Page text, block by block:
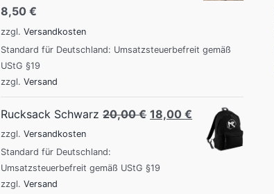
8,50€
zzgl.Versandkosten
Standard für Deutschland: Umsatzsteuerbefreit gemäß
UStG §19
zzgl.Versand
Rucksack Schwarz 20,00€ Original
20,00 €.
18,00€ Current
price
zzgl.Versandkosten
Standard für Deutschland:
Umsatzsteuerbefreit gemäß UStG §19
zzgl.Versand